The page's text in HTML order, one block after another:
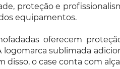
proteção e
equipamentos.
oferecem
logomarca sublimada
disso, o case conta com